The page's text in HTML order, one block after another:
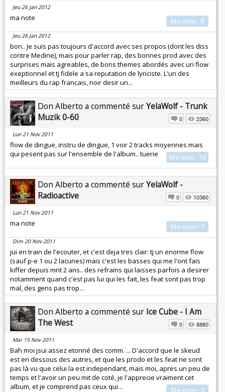
Jeu 26 Jan 2012
ma note Ma note : 9
Jeu 26 Jan 2012
bon.. Je suis pas toujours d'accord avec ses propos (dont les diss
contre Medine), mais pour parler rap, des bonnes prod avec des
surprises mais agreables, de bons themes abordés avec un flow
exeptionnel et tj fidele a sa reputation de lyriciste. L'un des
meilleurs du rap francais, noir desir un...
Don Alberto a commenté surYelaWolf - Trunk
Muzik 0-60
0 2360
Lun 21 Nov 2011
flow de dingue, instru de dingue, 1 voir 2 tracks moyennes mais
qui pesent pas sur l'ensemble de l'album.. tuerie
Ma note : 10
Don Alberto a commenté surYelaWolf -
Radioactive
0 10360
Lun 21 Nov 2011
ma note Ma note : 7
Dim 20 Nov 2011
jui en train de l'ecouter, et c'est deja tres clair: tj un enorme flow
(sauf p-e 1 ou 2 lacunes) mais c'est les basses qui me l'ont fais
kiffer depuis mnt 2 ans.. des refrains qui laisses parfois a desirer
notamment quand c'est pas lui qui les fait, les feat sont pas trop
mal, des gens pas trop...
Don Alberto a commenté sur Ice Cube - I Am
The West
0 8880
Mar 15 Nov 2011
Bah moi jsui assez etonné des comm. ... D'accord que le skeud
est en dessous des autres, et que les prodo et les feat ne sont
pas là vu que celui la est independant, mais moi, apres un peu de
temps et l'avoir un peu mit de coté, je l'apprecie vraiment cet
album, et je comprend pas ceux qui...
Ma note : 7